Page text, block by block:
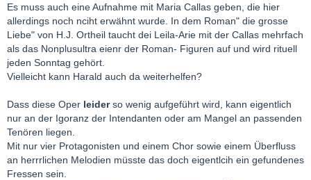
Es muss auch eine Aufnahme mit Maria Callas geben, die hier
allerdings noch nciht erwähnt wurde. In dem Roman" die grosse
Liebe" von H.J. Ortheil taucht dei Leila-Arie mit der Callas mehrfach
als das Nonplusultra eienr der Roman- Figuren auf und wird rituell
jeden Sonntag gehört.
Vielleicht kann Harald auch da weiterhelfen?
Dass diese Oper leiderso wenig aufgeführt wird, kann eigentlich
nur an der Igoranz der Intendanten oder am Mangel an passenden
Tenören liegen.
Mit nur vier Protagonisten und einem Chor sowie einem Überfluss
an herrrlichen Melodien müsste das doch eigentlcih ein gefundenes
Fressen sein.